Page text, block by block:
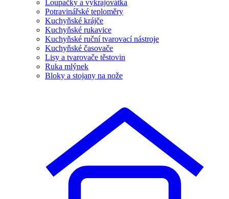
Loupačky a vykrajovátka
Potravinářské teploměry
Kuchyňské krájče
Kuchyňské rukavice
Kuchyňské ruční tvarovací nástroje
Kuchyňské časovače
Lisy a tvarovače těstovin
Ruka mlýnek
Bloky a stojany na nože